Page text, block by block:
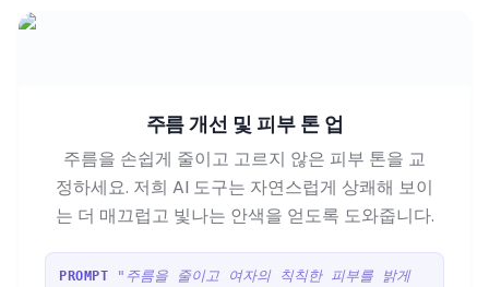
주름 개선 및 피부 톤 업
주름을 손쉽게 줄이고 고르지 않은 피부 톤을 교
정하세요. 저희 AI 도구는 자연스럽게 상쾌해 보이
는 더 매끄럽고 빛나는 안색을 얻도록 도와줍니다.
PROMPT
"주름을 줄이고 여자의 칙칙한 피부를 밝게